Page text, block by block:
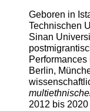
Geboren in
Technischen
Sinan
Berlin,
2012 bis